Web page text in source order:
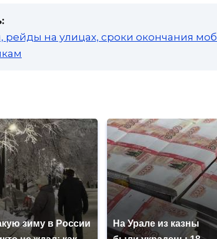
рейды на улицах, сроки окончания
зиму в России
На Урале из казны